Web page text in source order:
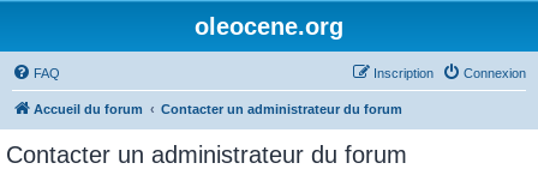
oleocene.org
FAQ Connexion
Inscription
Accueil du forum Contacter un administrateur du forum
Contacter un administrateur du forum